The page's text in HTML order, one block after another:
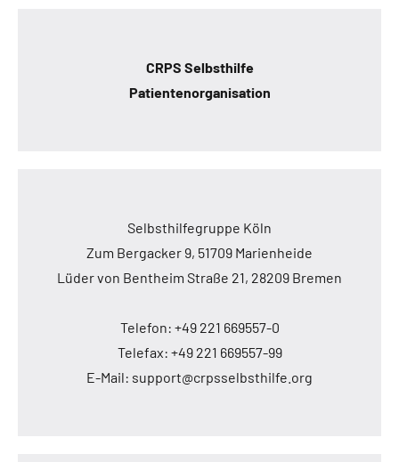
CRPS Selbsthilfe
Patientenorganisation
Selbsthilfegruppe Köln
Zum Bergacker 9, 51709 Marienheide
Lüder von Bentheim Straße 21, 28209 Bremen
Telefon: +49 221 669557-0
Telefax: +49 221 669557-99
E-Mail: support@crpsselbsthilfe.org